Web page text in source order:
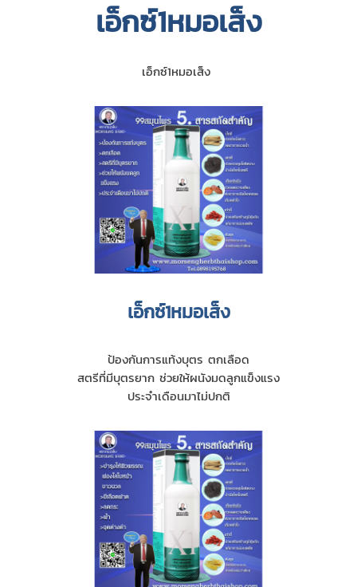
เอ็กซ์1หมอเส็ง
เอ็กซ์1หมอเส็ง
เอ็กซ์1หมอเส็ง
ป้องกันการแท้งบุตร ตกเลือด
สตรีที่มีบุตรยาก ช่วยให้ผนังมดลูกแข็งแรง
ประจำเดือนมาไม่ปกติ